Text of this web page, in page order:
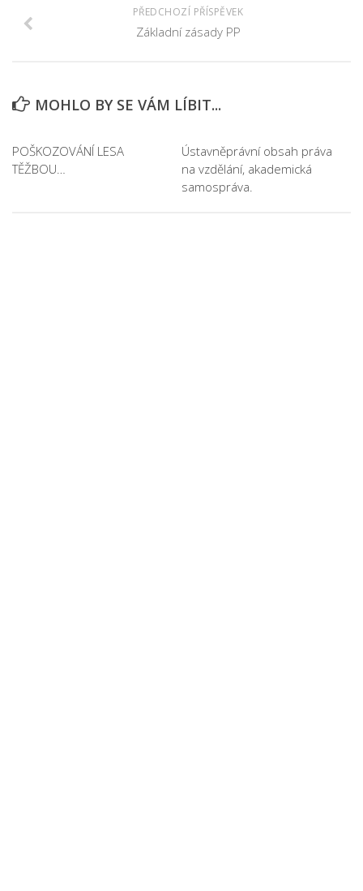
PŘEDCHOZÍ PŘÍSPĚVEK
Základní zásady PP
MOHLO BY SE VÁM LÍBIT...
POŠKOZOVÁNÍ LESA
TĚŽBOU…
Ústavněprávní obsah práva
na vzdělání, akademická
samospráva.